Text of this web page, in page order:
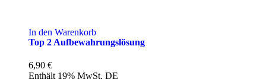
In den Warenkorb
Top 2 Aufbewahrungslösung
6,90 €
Enthält 19% MwSt. DE